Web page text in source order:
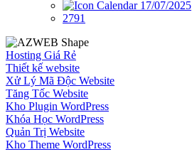
17/07/2025
2791
Hosting Giá Rẻ
Thiết kế website
Xử Lý Mã Độc Website
Tăng Tốc Website
Kho Plugin WordPress
Khóa Học WordPress
Quản Trị Website
Kho Theme WordPress